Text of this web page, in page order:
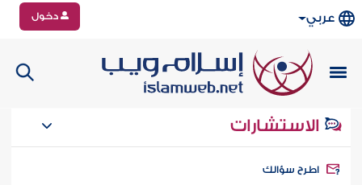
عربي دخول
الاستشارات